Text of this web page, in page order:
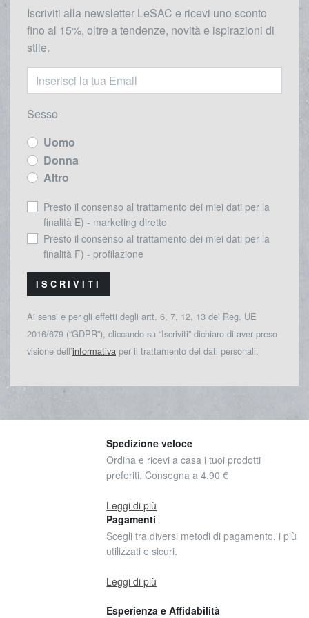
Iscriviti alla newsletter LeSAC e ricevi uno sconto
fino al 15%, oltre a tendenze, novità e ispirazioni di
stile.
Sesso
Uomo
Donna
Altro
Presto il consenso al trattamento dei miei dati per la
finalità E) - marketing diretto
Presto il consenso al trattamento dei miei dati per la
finalità F) - profilazione
ISCRIVITI
Ai sensi e per gli effetti degli artt. 6, 7, 12, 13 del Reg. UE
2016/679 (“GDPR”), cliccando su “Iscriviti” dichiaro di aver preso
visione dell’informativa per il trattamento dei dati personali.
Spedizione veloce
Ordina e ricevi a casa i tuoi prodotti
preferiti. Consegna a 4,90 €
Leggi di più
Pagamenti
Scegli tra diversi metodi di pagamento, i più
utilizzati e sicuri.
Leggi di più
Esperienza e Affidabilità